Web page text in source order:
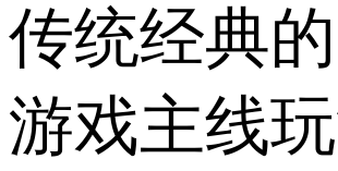
传统经典
游戏主线